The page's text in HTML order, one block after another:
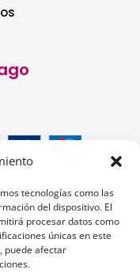
tecnologías como las
del dispositivo. El
procesar datos como
únicas en este
puede afectar